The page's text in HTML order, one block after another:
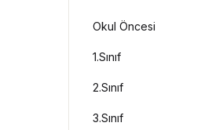
Okul Öncesi
1.Sınıf
2.Sınıf
3.Sınıf